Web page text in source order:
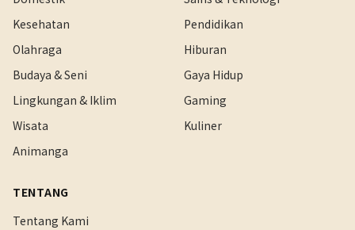
Kesehatan
Pendidikan
Olahraga
Hiburan
Budaya & Seni
Gaya Hidup
Lingkungan & Iklim
Gaming
Wisata
Kuliner
Animanga
TENTANG
Tentang Kami